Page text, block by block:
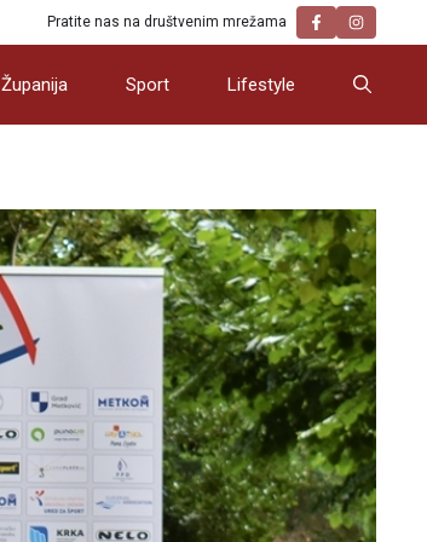
Pratite nas na društvenim mrežama
Županija Sport Lifestyle